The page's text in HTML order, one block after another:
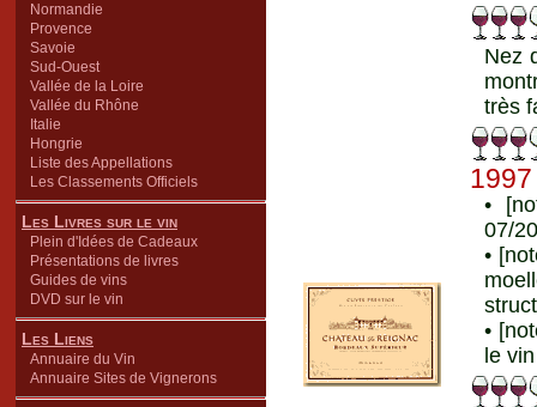
Normandie
Provence
Savoie
Sud-Ouest
Vallée de la Loire
Vallée du Rhône
Italie
Hongrie
Liste des Appellations
Les Classements Officiels
Les Livres sur le vin
Plein d'Idées de Cadeaux
Présentations de livres
Guides de vins
DVD sur le vin
Les Liens
Annuaire du Vin
Annuaire Sites de Vignerons
Nez
très
1997
•
07/
•
•
le